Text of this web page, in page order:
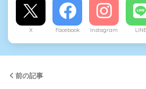
X Facebook Instagram LINE
前の記事